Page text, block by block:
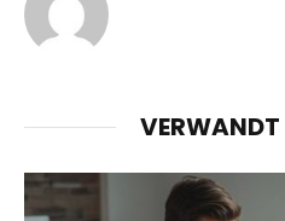
VERWANDT